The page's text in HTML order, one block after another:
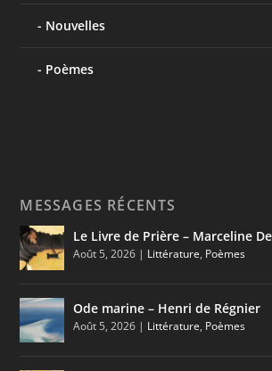
Nouvelles
Poèmes
MESSAGES RÉCENTS
Le Livre de Prière – Marceline
Août 5, 2026 | Littérature, Poèmes
Ode marine – Henri de Régnier
Août 5, 2026 | Littérature, Poèmes